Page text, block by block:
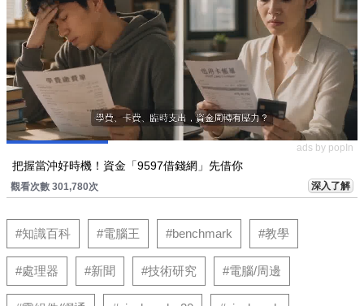
ads by popIn
把握當沖好時機！資金「9597借錢網」先借你
觀看次數 301,780次 深入了解
#知識百科 #電腦王 #benchmark #教學
#處理器 #新聞 #技術研究 #電腦/周邊